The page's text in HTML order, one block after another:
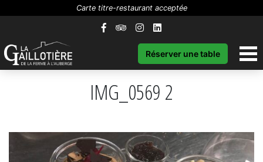
Carte titre-restaurant acceptée
Réserver une table
IMG_0569 2